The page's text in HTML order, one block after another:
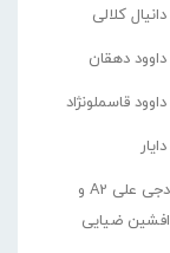
دانیال کلالی
داوود دهقان
داوود قاسملونژاد
دایار
دجی علی A2 و
افشین ضیایی